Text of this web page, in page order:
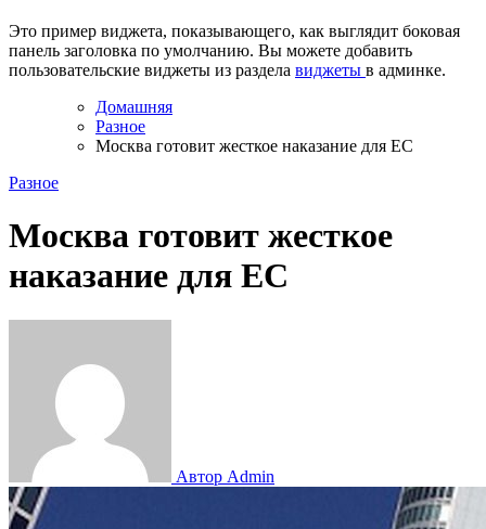
Это пример виджета, показывающего, как выглядит боковая
панель заголовка по умолчанию. Вы можете добавить
пользовательские виджеты из раздела виджеты в админке.
Домашняя
Разное
Москва готовит жесткое наказание для ЕС
Разное
Москва готовит жесткое
наказание для ЕС
Автор Admin